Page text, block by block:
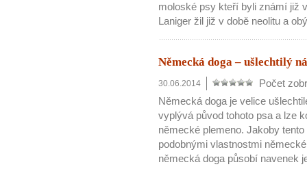
10 tipů
...
Máte pocit, že jste unaveni
moloské psy kteří byli známí již
Laniger žil již v době neolitu a
Německá doga – ušlechtilý
30.06.2014
Počet
Německá doga je velice
vyplývá původ tohoto psa a lze
německé plemeno. Jakoby
podobnými vlastnostmi
německá doga působí navenek